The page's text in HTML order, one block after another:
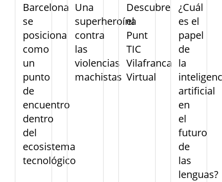
Barcelona
se
posiciona
como
un
punto
de
encuentro
dentro
del
ecosistema
tecnológico
Una
superheroína
contra
las
violencias
machistas
Descubre
el
Punt
TIC
Vilafranca
Virtual
¿Cuál
es el
papel
de
la
artificial
en
el
futuro
de
las
lenguas?